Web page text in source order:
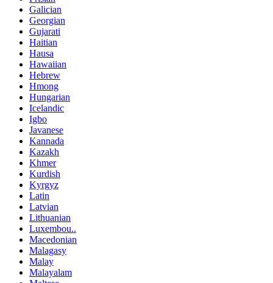
Galician
Georgian
Gujarati
Haitian
Hausa
Hawaiian
Hebrew
Hmong
Hungarian
Icelandic
Igbo
Javanese
Kannada
Kazakh
Khmer
Kurdish
Kyrgyz
Latin
Latvian
Lithuanian
Luxembou..
Macedonian
Malagasy
Malay
Malayalam